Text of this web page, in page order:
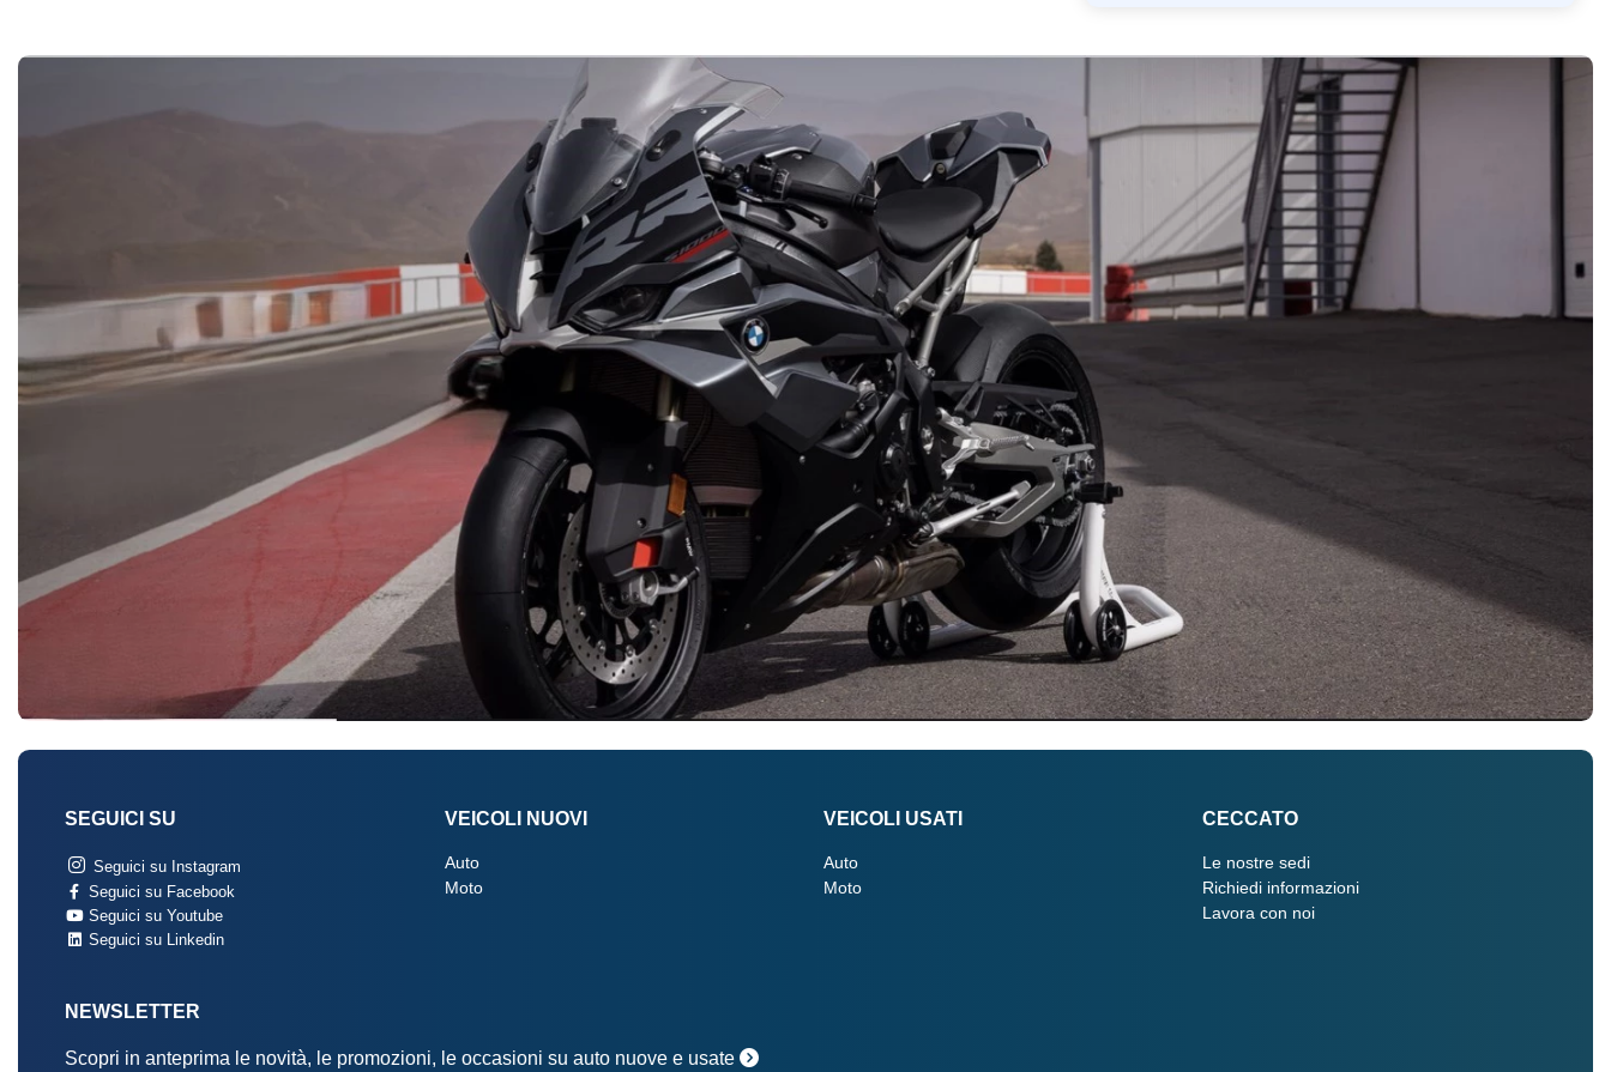
SEGUICI SU
Seguici su Instagram
Seguici su Facebook
Seguici su Youtube
Seguici su Linkedin
VEICOLI NUOVI
Auto
Moto
VEICOLI USATI
Auto
Moto
CECCATO
Le nostre sedi
Richiedi informazioni
Lavora con noi
NEWSLETTER
Scopri in anteprima le novità, le promozioni, le occasioni su auto nuove e usate